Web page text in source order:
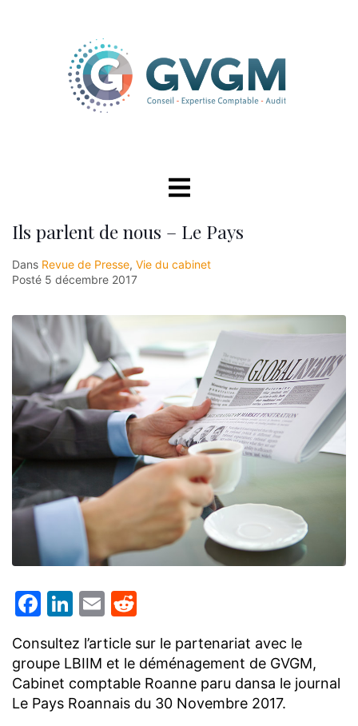
Ils parlent de nous – Le Pays
Dans Revue de Presse, Vie du cabinet
Posté 5 décembre 2017
Facebook
LinkedIn
Email
Consultez l’article sur le partenariat avec le
groupe LBIIM et le déménagement de GVGM,
Cabinet comptable Roanne paru dansa le journal
Le Pays Roannais du 30 Novembre 2017.